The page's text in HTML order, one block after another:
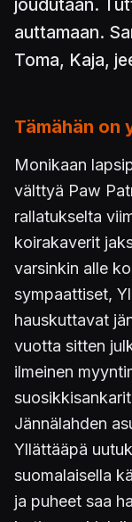
auttamaan.
Toma, Kaja,
Tämähän on
Monikaan
välttyä Paw
rallatukselta
koirakaverit
varsinkin alle
sympaattiset,
hauskuttavat
vuotta sitten
ilmeinen
Jännälahden
Yllättääpä
suomalaisella
ja puheet saa